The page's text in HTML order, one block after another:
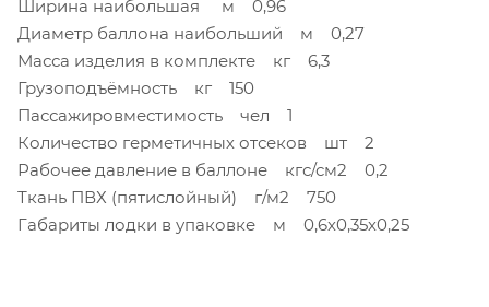
Ширина наибольшая м 0,96
Диаметр баллона наибольший м 0,27
Масса изделия в комплекте кг 6,3
Грузоподъёмность кг 150
Пассажировместимость чел 1
Количество герметичных отсеков шт 2
Рабочее давление в баллоне кгс/см2 0,2
Ткань ПВХ (пятислойный) г/м2 750
Габариты лодки в упаковке м 0,6х0,35х0,25